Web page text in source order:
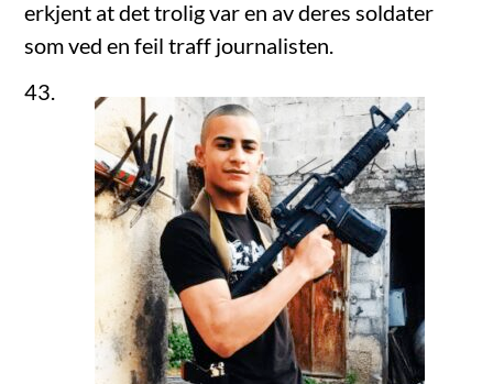
erkjent at det trolig var en av deres soldater
som ved en feil traff journalisten.
43.